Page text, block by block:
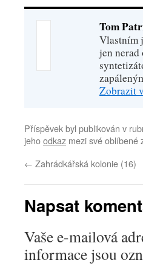
Tom
Vlastním
jen nerad
Zobrazit
Příspěvek byl publikován v
jehoodkaz mezi své oblíbené
← Zahrádkářská kolonie (16)
Napsat
Vaše e-mailová
informace jsou